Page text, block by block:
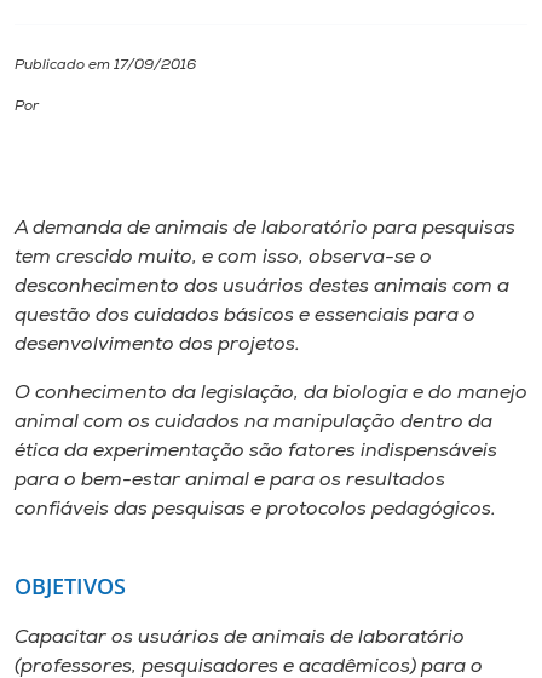
Editora
Rádio
Museu
Unoesc
Store
o idioma
Publicado em 17/09/2016
Por
A demanda de animais de laboratório para pesquisas
tem crescido muito, e com isso, observa-se o
desconhecimento dos usuários destes animais com a
questão dos cuidados básicos e essenciais para o
desenvolvimento dos projetos.
O conhecimento da legislação, da biologia e do manejo
animal com os cuidados na manipulação dentro da
ética da experimentação são fatores indispensáveis
para o bem-estar animal e para os resultados
confiáveis das pesquisas e protocolos pedagógicos.
OBJETIVOS
Capacitar os usuários de animais de laboratório
(professores, pesquisadores e acadêmicos) para o